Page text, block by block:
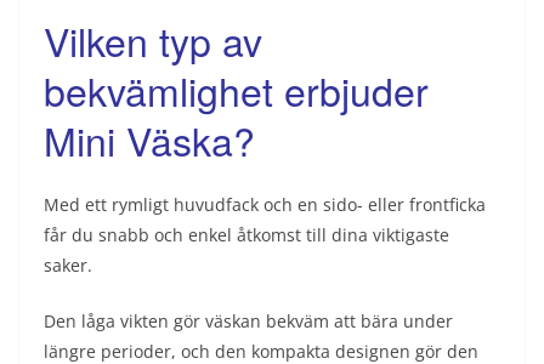
Vilken typ av
bekvämlighet erbjuder
Mini Väska?
Med ett rymligt huvudfack och en sido- eller frontficka
får du snabb och enkel åtkomst till dina viktigaste
saker.
Den låga vikten gör väskan bekväm att bära under
längre perioder, och den kompakta designen gör den